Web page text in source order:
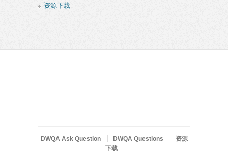
资源下载
DWQA Ask Question DWQA Questions
资源
下载